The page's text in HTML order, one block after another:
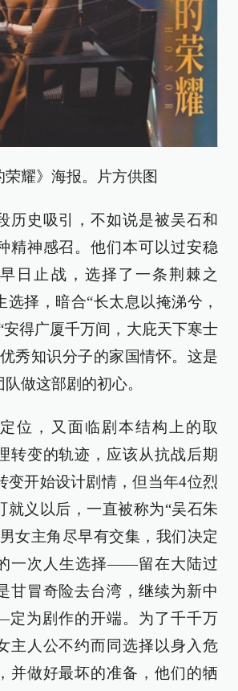
耀》海报。片方供图
历史吸引，不如说是被吴石和
精神感召。他们本可以过安稳
日止战，选择了一条荆棘之
选择，暗合“长太息以掩涕兮，
安得广厦千万间，大庇天下寒士
秀知识分子的家国情怀。这是
做这部剧的初心。
位，又面临剧本结构上的取
转变的轨迹，应该从抗战后期
变开始设计剧情，但当年4位烈
就义以后，一直被称为“吴石朱
女主角尽早有交集，我们决定
一次人生选择——留在大陆过
甘冒奇险去台湾，继续为新中
为剧作的开端。为了千千万
主人公不约而同选择以身入危
并做好最坏的准备，他们的牺